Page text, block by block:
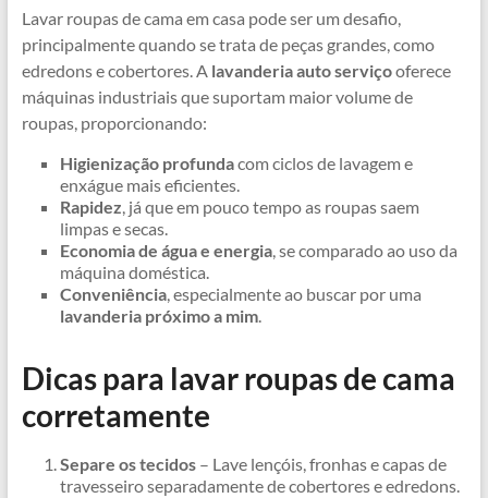
Lavar roupas de cama em casa pode ser um desafio,
principalmente quando se trata de peças grandes, como
edredons e cobertores. A lavanderia auto serviçooferece
máquinas industriais que suportam maior volume de
roupas, proporcionando:
Higienização profundacom ciclos de lavagem e
enxágue mais eficientes.
Rapidez , já que em pouco tempo as roupas saem
limpas e secas.
Economia de água e energia, se comparado ao uso da
máquina doméstica.
Conveniência, especialmente ao buscar por uma
lavanderia próximo a mim.
Dicas para lavar roupas de cama
corretamente
Separe os tecidos– Lave lençóis, fronhas e capas de
travesseiro separadamente de cobertores e edredons.